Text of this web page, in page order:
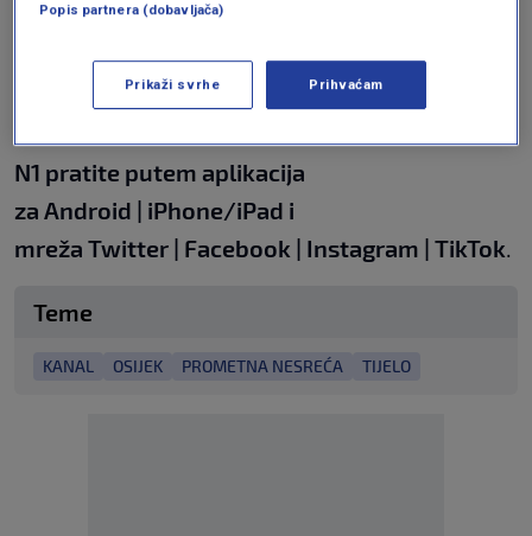
centar, gdje će biti obavljena obdukcija, a slijedi
daljnji rad na utvrđivanju okolnosti te
prometne nesreće, napominju u policiji.
N1 pratite putem aplikacija
za Android | iPhone/iPad i
mreža Twitter | Facebook | Instagram | TikTok.
Teme
KANAL OSIJEK PROMETNA NESREĆA TIJELO
Popis partnera (dobavljača)
Prikaži svrhe Prihvaćam